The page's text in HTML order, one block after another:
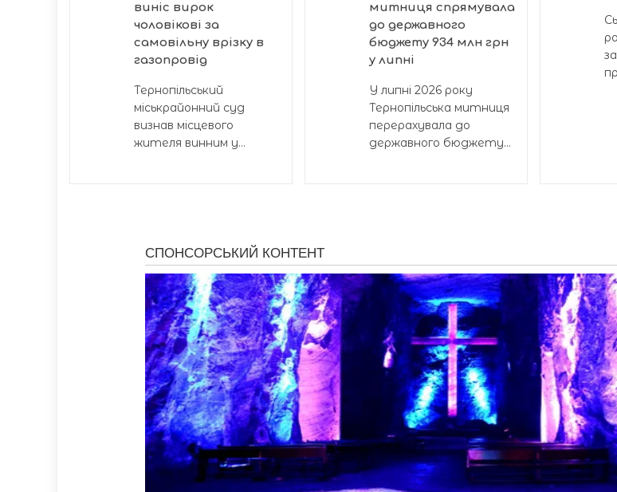
виніс вирок
чоловікові за
самовільну врізку в
газопровід
Тернопільський
міськрайонний суд
визнав місцевого
жителя винним у...
митниця спрямувала
до державного
бюджету 934 млн грн
у липні
У липні 2026 року
Тернопільська митниця
перерахувала до
державного бюджету...